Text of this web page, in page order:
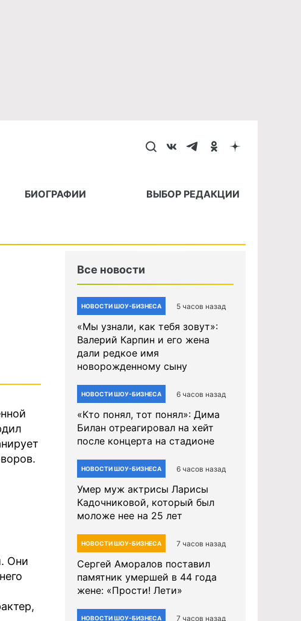
БИОГРАФИИ ВЫБОР РЕДАКЦИИ
Они
Все новости
НОВОСТИ ШОУ-БИЗНЕСА 5 часов назад
«Мы узнали, как тебя зовут»:
Валерий Карпин и его жена
дали редкое имя
новорожденному сыну
НОВОСТИ ШОУ-БИЗНЕСА 6 часов назад
«Кто понял, тот понял»: Дима
Билан отреагировал на хейт
после концерта на стадионе
НОВОСТИ ШОУ-БИЗНЕСА 6 часов назад
Умер муж актрисы Ларисы
Кадочниковой, который был
моложе нее на 25 лет
НОВОСТИ ШОУ-БИЗНЕСА 7 часов назад
Сергей Аморалов поставил
памятник умершей в 44 года
жене: «Прости! Лети»
НОВОСТИ ШОУ-БИЗНЕСА 7 часов назад